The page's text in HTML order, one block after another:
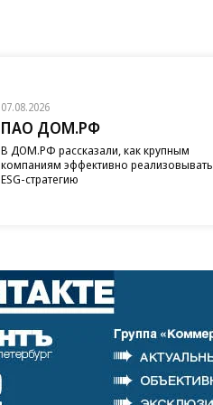
07.08.2026
ПАО ДОМ.РФ
В ДОМ.РФ рассказали, как крупным
компаниям эффективно реализовывать
ESG-стратегию